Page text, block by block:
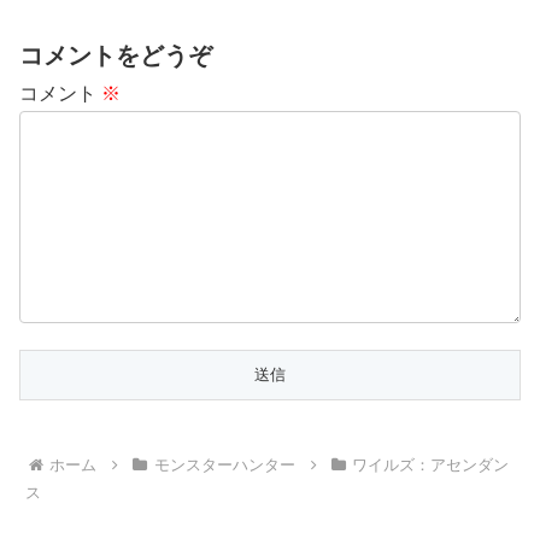
コメントをどうぞ
コメント ※
ホーム モンスターハンター
ワイルズ：アセンダン
ス